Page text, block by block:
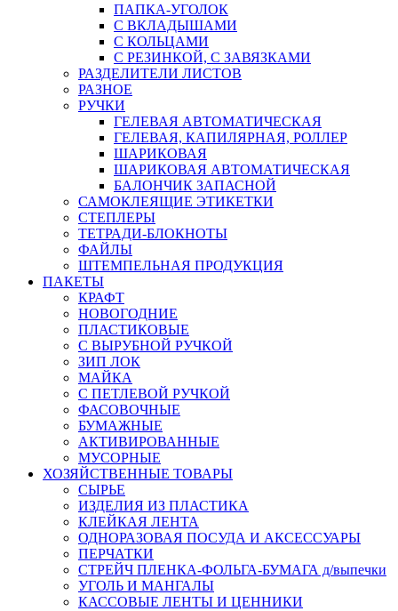
ПАПКА-УГОЛОК
С ВКЛАДЫШАМИ
С КОЛЬЦАМИ
С РЕЗИНКОЙ, С ЗАВЯЗКАМИ
РАЗДЕЛИТЕЛИ ЛИСТОВ
РАЗНОЕ
РУЧКИ
ГЕЛЕВАЯ АВТОМАТИЧЕСКАЯ
ГЕЛЕВАЯ, КАПИЛЯРНАЯ, РОЛЛЕР
ШАРИКОВАЯ
ШАРИКОВАЯ АВТОМАТИЧЕСКАЯ
БАЛОНЧИК ЗАПАСНОЙ
САМОКЛЕЯЩИЕ ЭТИКЕТКИ
СТЕПЛЕРЫ
ТЕТРАДИ-БЛОКНОТЫ
ФАЙЛЫ
ШТЕМПЕЛЬНАЯ ПРОДУКЦИЯ
ПАКЕТЫ
КРАФТ
НОВОГОДНИЕ
ПЛАСТИКОВЫЕ
С ВЫРУБНОЙ РУЧКОЙ
ЗИП ЛОК
МАЙКА
С ПЕТЛЕВОЙ РУЧКОЙ
ФАСОВОЧНЫЕ
БУМАЖНЫЕ
АКТИВИРОВАННЫЕ
МУСОРНЫЕ
ХОЗЯЙСТВЕННЫЕ ТОВАРЫ
СЫРЬЕ
ИЗДЕЛИЯ ИЗ ПЛАСТИКА
КЛЕЙКАЯ ЛЕНТА
ОДНОРАЗОВАЯ ПОСУДА И АКСЕССУАРЫ
ПЕРЧАТКИ
СТРЕЙЧ ПЛЕНКА-ФОЛЬГА-БУМАГА д/выпечки
УГОЛЬ И МАНГАЛЫ
КАССОВЫЕ ЛЕНТЫ И ЦЕННИКИ